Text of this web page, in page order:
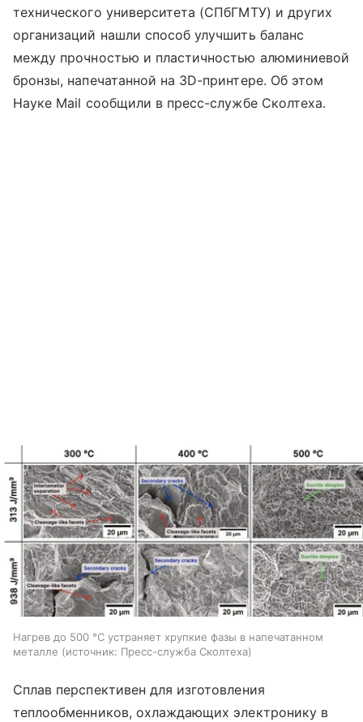
технического университета (СПбГМТУ) и других
организаций нашли способ улучшить баланс
между прочностью и пластичностью алюминиевой
бронзы, напечатанной на 3D-принтере. Об этом
Науке Mail сообщили в пресс-службе Сколтеха.
Нагрев до 500 °C устраняет хрупкие фазы в напечатанном
металле
источник: Пресс-служба Сколтеха
Сплав перспективен для изготовления
теплообменников, охлаждающих электронику в